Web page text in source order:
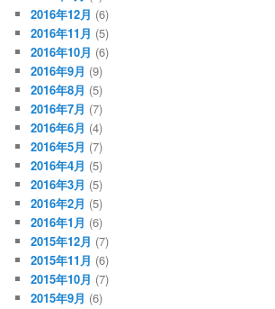
2016年12月 (6)
2016年11月 (5)
2016年10月 (6)
2016年9月 (9)
2016年8月 (5)
2016年7月 (7)
2016年6月 (4)
2016年5月 (7)
2016年4月 (5)
2016年3月 (5)
2016年2月 (5)
2016年1月 (6)
2015年12月 (7)
2015年11月 (6)
2015年10月 (7)
2015年9月 (6)